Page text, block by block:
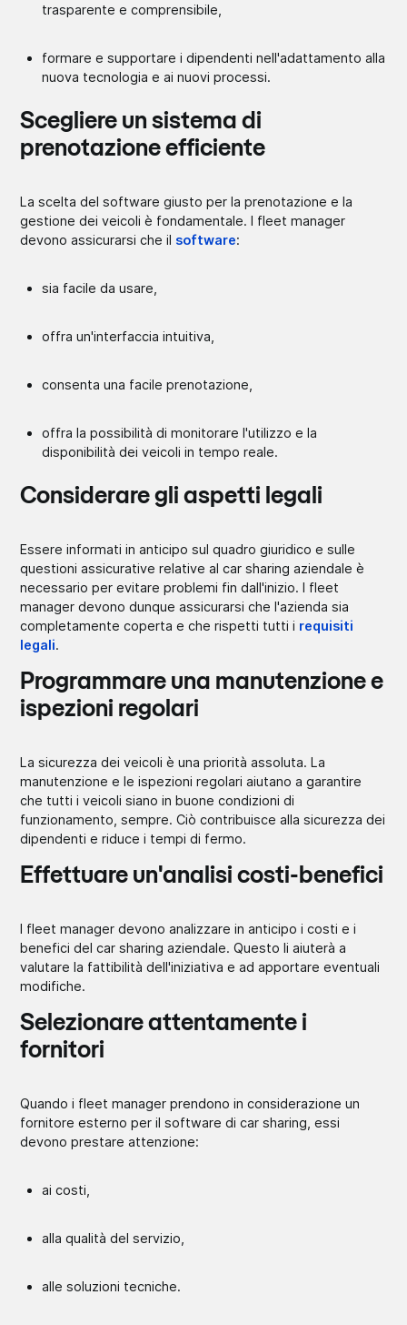
trasparente e comprensibile,
formare e supportare i dipendenti nell'adattamento alla
nuova tecnologia e ai nuovi processi.
Scegliere un sistema di
prenotazione efficiente
La scelta del software giusto per la prenotazione e la
gestione dei veicoli è fondamentale. I fleet manager
devono assicurarsi che il software:
sia facile da usare,
offra un'interfaccia intuitiva,
consenta una facile prenotazione,
offra la possibilità di monitorare l'utilizzo e la
disponibilità dei veicoli in tempo reale.
Considerare gli aspetti legali
Essere informati in anticipo sul quadro giuridico e sulle
questioni assicurative relative al car sharing aziendale è
necessario per evitare problemi fin dall'inizio. I fleet
manager devono dunque assicurarsi che l'azienda sia
completamente coperta e che rispetti tutti i requisiti
legali.
Programmare una manutenzione e
ispezioni regolari
La sicurezza dei veicoli è una priorità assoluta. La
manutenzione e le ispezioni regolari aiutano a garantire
che tutti i veicoli siano in buone condizioni di
funzionamento, sempre. Ciò contribuisce alla sicurezza dei
dipendenti e riduce i tempi di fermo.
Effettuare un'analisi costi-benefici
I fleet manager devono analizzare in anticipo i costi e i
benefici del car sharing aziendale. Questo li aiuterà a
valutare la fattibilità dell'iniziativa e ad apportare eventuali
modifiche.
Selezionare attentamente i
fornitori
Quando i fleet manager prendono in considerazione un
fornitore esterno per il software di car sharing, essi
devono prestare attenzione:
ai costi,
alla qualità del servizio,
alle soluzioni tecniche.